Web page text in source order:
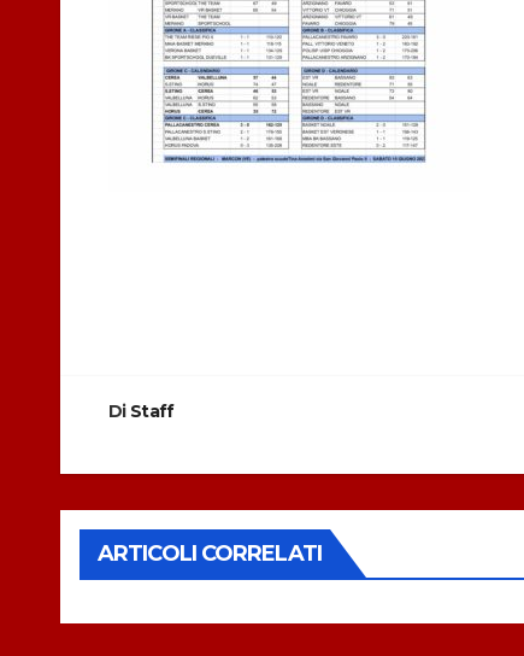
Di Staff
ARTICOLI CORRELATI